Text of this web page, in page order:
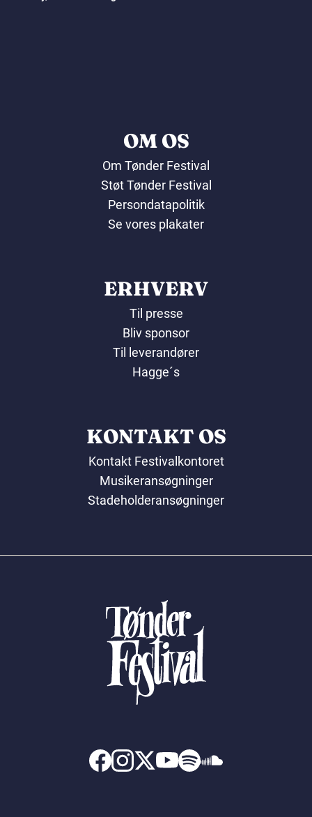
OM OS
Om Tønder Festival
Støt Tønder Festival
Persondatapolitik
Se vores plakater
ERHVERV
Til presse
Bliv sponsor
Til leverandører
Hagge´s
KONTAKT OS
Kontakt Festivalkontoret
Musikeransøgninger
Stadeholderansøgninger